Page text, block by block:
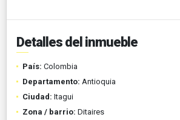
Detalles del inmueble
País: Colombia
Departamento: Antioquia
Ciudad: Itagui
Zona / barrio: Ditaires